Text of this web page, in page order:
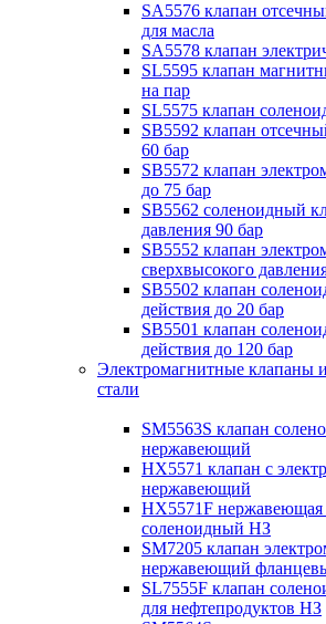
SA5576 клапан
для масла
SA5578 клапан
SL5595 клапан
на пар
SL5575 клапан
SB5592 клапан
60 бар
SB5572 клапан
до 75 бар
SB5562 соленоидный
давления 90 бар
SB5552 клапан
сверхвысокого
SB5502 клапан
действия до 20 бар
SB5501 клапан
действия до 120 бар
Электромагнитные клапаны
стали
SM5563S клапан
нержавеющий
HX5571 клапан с
нержавеющий
HX5571F нержавеющая
соленоидный НЗ
SM7205 клапан
нержавеющий
SL7555F клапан
для нефтепродуктов НЗ